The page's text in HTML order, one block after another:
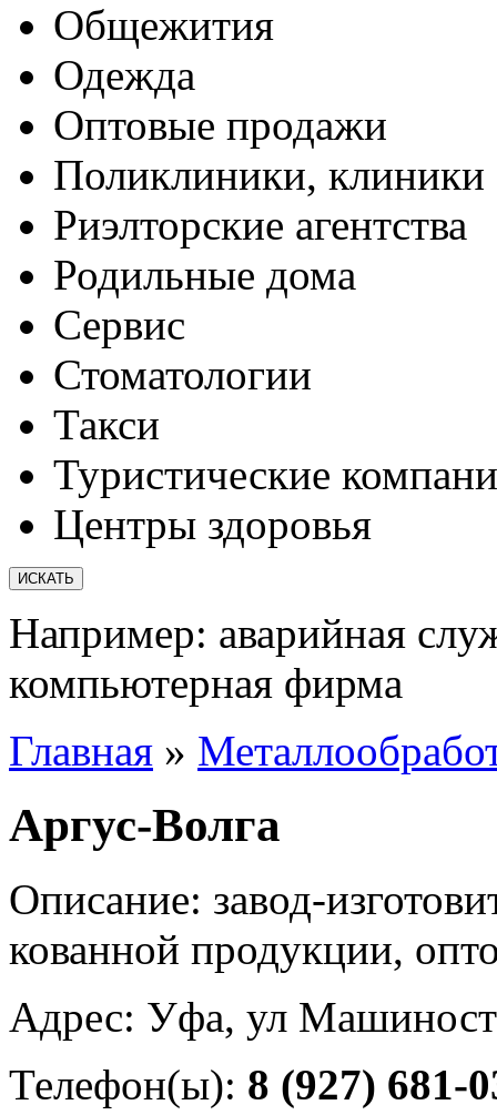
Общежития
Одежда
Оптовые продажи
Поликлиники, клиники
Риэлторские агентства
Родильные дома
Сервис
Стоматологии
Такси
Туристические
Центры здоровья
Например: аварийная
компьютерная фирма
Главная »
Аргус-Волга
Описание: завод-
кованной продукции,
Адрес: Уфа, ул
Телефон(ы): 8 (927) 681-